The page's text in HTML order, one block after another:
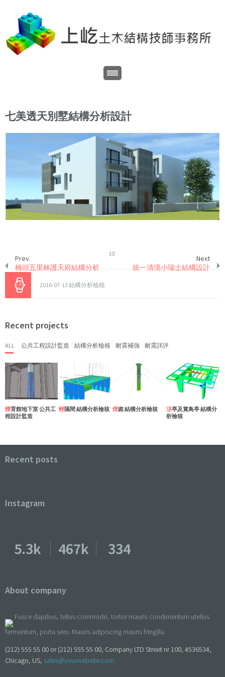
七美透天別墅結構分析設計
Prev.
橋頭五里林護天府結構分析
Next
統一清境小瑞士結構設計
2016-07-13 結構分析檢核
Recent projects
ALL 公共工程設計監造 結構分析檢核 耐震補強 耐震詳評
體育館地下室 公共工
程設計監造
輕隔間 結構分析檢核 煙囪 結構分析檢核
涼亭及賞鳥亭 結構分
析檢核
Recent posts
Instagram
5.3k 467k 334
About company
Fusce dapibus, tellus commodo, tortor mauris condimentum utellus
fermentum, porta sem. Mauris adipiscing mauris fringilla
(212) 555 55 00 or (212) 555 55 00, Company LTD Street nr 100, 4536534,
Chicago, US, sales@yourwebsite.com